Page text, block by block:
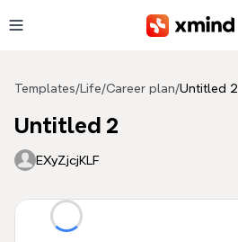
Templates/ Life/Career plan/Untitled 2
Untitled 2
EXyZjcjKLF